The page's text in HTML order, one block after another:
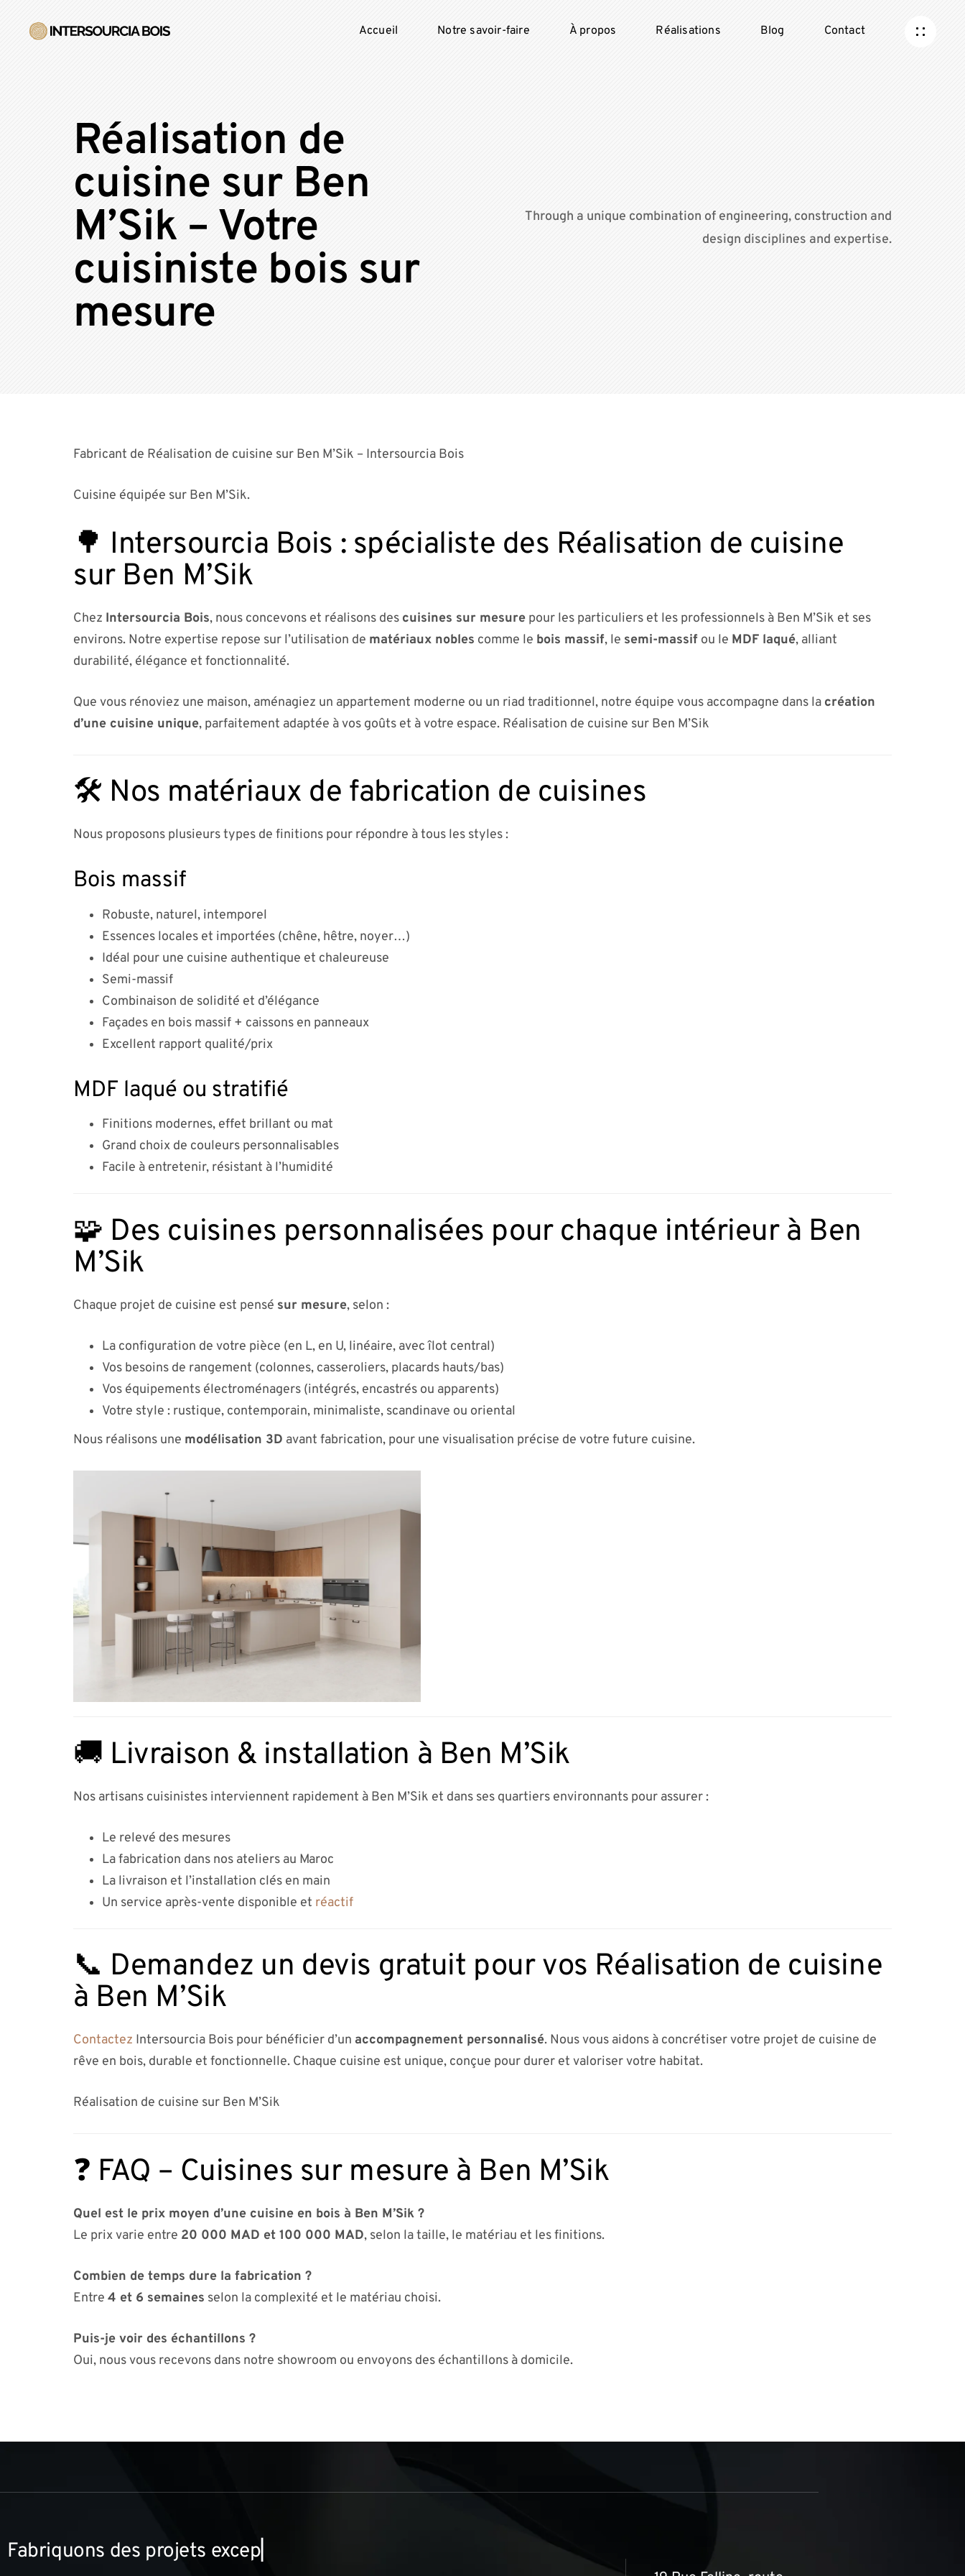
Accueil Notre savoir-faire À propos Réalisations Blog Contact
Réalisation de
cuisine sur Ben
M’Sik – Votre
cuisiniste bois sur
mesure
Through a unique combination of engineering, construction and
design disciplines and expertise.
Fabricant de Réalisation de cuisine sur Ben M’Sik – Intersourcia Bois
Cuisine équipée sur Ben M’Sik.
🌳 Intersourcia Bois : spécialiste des Réalisation de cuisine
sur Ben M’Sik
Chez Intersourcia Bois, nous concevons et réalisons des cuisines sur mesure pour les particuliers et les professionnels à Ben M’Sik et ses
environs. Notre expertise repose sur l’utilisation de matériaux nobles comme le bois massif, le semi-massif ou le MDF laqué, alliant
durabilité, élégance et fonctionnalité.
Que vous rénoviez une maison, aménagiez un appartement moderne ou un riad traditionnel, notre équipe vous accompagne dans la création
d’une cuisine unique, parfaitement adaptée à vos goûts et à votre espace. Réalisation de cuisine sur Ben M’Sik
🛠️ Nos matériaux de fabrication de cuisines
Nous proposons plusieurs types de finitions pour répondre à tous les styles :
Bois massif
Robuste, naturel, intemporel
Essences locales et importées (chêne, hêtre, noyer…)
Idéal pour une cuisine authentique et chaleureuse
Semi-massif
Combinaison de solidité et d’élégance
Façades en bois massif + caissons en panneaux
Excellent rapport qualité/prix
MDF laqué ou stratifié
Finitions modernes, effet brillant ou mat
Grand choix de couleurs personnalisables
Facile à entretenir, résistant à l’humidité
🧩 Des cuisines personnalisées pour chaque intérieur à Ben
M’Sik
Chaque projet de cuisine est pensé sur mesure, selon :
La configuration de votre pièce (en L, en U, linéaire, avec îlot central)
Vos besoins de rangement (colonnes, casseroliers, placards hauts/bas)
Vos équipements électroménagers (intégrés, encastrés ou apparents)
Votre style : rustique, contemporain, minimaliste, scandinave ou oriental
Nous réalisons une modélisation 3D avant fabrication, pour une visualisation précise de votre future cuisine.
🚚 Livraison & installation à Ben M’Sik
Nos artisans cuisinistes interviennent rapidement à Ben M’Sik et dans ses quartiers environnants pour assurer :
Le relevé des mesures
La fabrication dans nos ateliers au Maroc
La livraison et l’installation clés en main
Un service après-vente disponible et réactif
📞 Demandez un devis gratuit pour vos Réalisation de cuisine
à Ben M’Sik
Contactez Intersourcia Bois pour bénéficier d’un accompagnement personnalisé. Nous vous aidons à concrétiser votre projet de cuisine de
rêve en bois, durable et fonctionnelle. Chaque cuisine est unique, conçue pour durer et valoriser votre habitat.
Réalisation de cuisine sur Ben M’Sik
❓ FAQ – Cuisines sur mesure à Ben M’Sik
Quel est le prix moyen d’une cuisine en bois à Ben M’Sik ?
Le prix varie entre 20 000 MAD et 100 000 MAD, selon la taille, le matériau et les finitions.
Combien de temps dure la fabrication ?
Entre 4 et 6 semaines selon la complexité et le matériau choisi.
Puis-je voir des échantillons ?
Oui, nous vous recevons dans notre showroom ou envoyons des échantillons à domicile.
Fabriquons des projets excep